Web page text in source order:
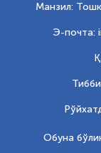
Манзил:
Э-почта:
Обуна